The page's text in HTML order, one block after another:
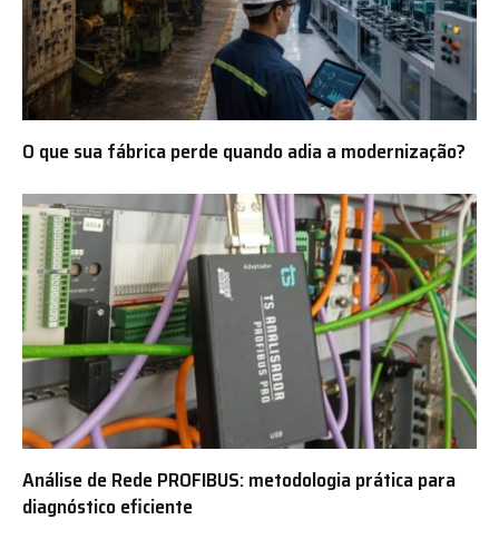
O que sua fábrica perde quando adia a modernização?
Análise de Rede PROFIBUS: metodologia prática para
diagnóstico eficiente